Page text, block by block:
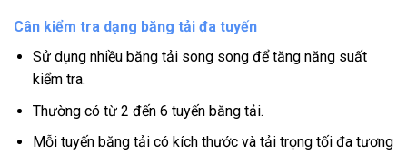
Cân kiểm tra dạng băng tải đa tuyến
Sử dụng nhiều băng tải song song để tăng năng suất
kiểm tra.
Thường có từ 2 đến 6 tuyến băng tải.
Mỗi tuyến băng tải có kích thước và tải trọng tối đa tương